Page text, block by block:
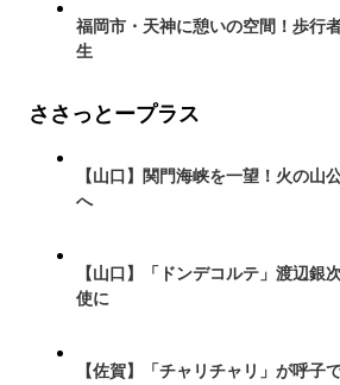
福岡市・天神に憩いの空間！歩行
生
ささっとープラス
【山口】関門海峡を一望！火の山
へ
【山口】「ドンデコルテ」渡辺銀
使に
【佐賀】「チャリチャリ」が呼子